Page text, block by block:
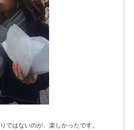
ではないのが、楽しかったです。